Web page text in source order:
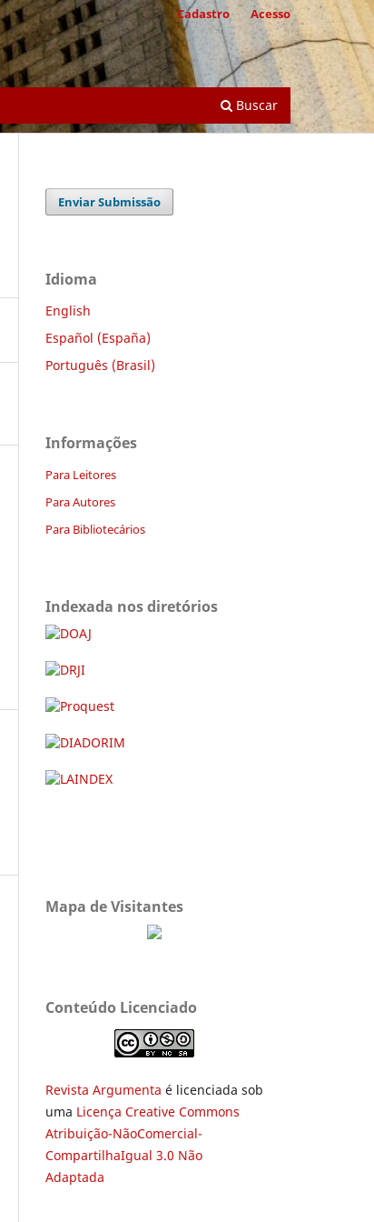
Buscar
Cadastro Acesso
Enviar Submissão
Idioma
English
Español (España)
Português (Brasil)
Informações
Para Leitores
Para Autores
Para Bibliotecários
Indexada nos diretórios
Mapa de Visitantes
Conteúdo Licenciado
Revista Argumenta é licenciada sob
uma Licença Creative Commons
Atribuição-NãoComercial-
CompartilhaIgual 3.0 Não
Adaptada